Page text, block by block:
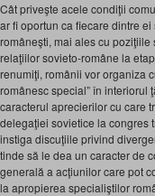
Cât priveşte acele condiţii
ar fi oportun ca fiecare dintre
româneşti, mai ales cu
relaţiilor sovieto-române la
renumiţi, românii vor organiza
românesc special” în interiorul
caracterul aprecierilor cu care
delegaţiei sovietice la congres
instiga discuţiile privind
tinde să le dea un caracter de
generală a acţiunilor care pot
la apropierea specialiştilor